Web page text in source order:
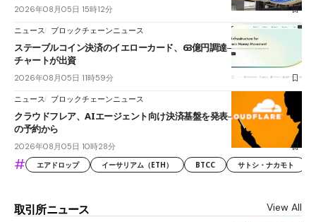
2026年08月05日 15時12分
ニュース ブロックチェーンニュース
ステーブルコイン決済のイエローカード、63億円調達──ソニーやスタン
チャートが出資
2026年08月05日 11時59分
ニュース ブロックチェーンニュース
クラウドフレア、AIエージェント向け決済基盤を発表──まずハンドル名
の予約から
2026年08月05日 10時28分
# エアドロップ イーサリアム（ETH） BTCC サトシ・ナカモト
取引所ニュース View All